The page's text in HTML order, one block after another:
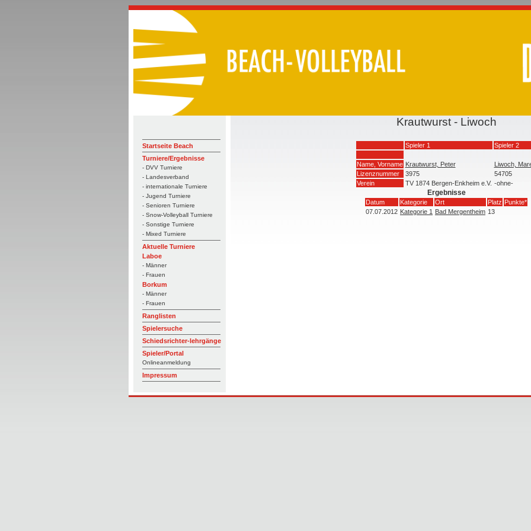
Startseite Beach
Turniere/Ergebnisse
- DVV Turniere
- Landesverband
- internationale Turniere
- Jugend Turniere
- Senioren Turniere
- Snow-Volleyball Turniere
- Sonstige Turniere
- Mixed Turniere
Aktuelle Turniere
Laboe
- Männer
- Frauen
Borkum
- Männer
- Frauen
Ranglisten
Spielersuche
Schiedsrichter-lehrgänge
Spieler/Portal
Onlineanmeldung
Impressum
Krautwurst - Liwoch
Spieler 1 Spieler 2
Name, Vorname Krautwurst, Peter
Liwoch,
Lizenznummer
3975
54705
Verein
TV 1874 Bergen-Enkheim e.V. -ohne-
Ergebnisse
Datum Kategorie Ort Platz Punkte*
07.07.2012 Kategorie 1 Bad Mergentheim 13